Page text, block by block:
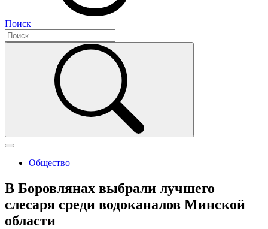
Поиск
Общество
В Боровлянах выбрали лучшего
слесаря среди водоканалов Минской
области